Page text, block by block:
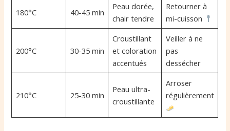
180°C 40-45 min
Peau dorée,
chair tendre
Retourner à
mi-cuisson
200°C 30-35 min
Croustillant
et coloration
accentués
Veiller à ne
pas
dessécher
210°C 25-30 min
Peau ultra-
croustillante
Arroser
régulièrement